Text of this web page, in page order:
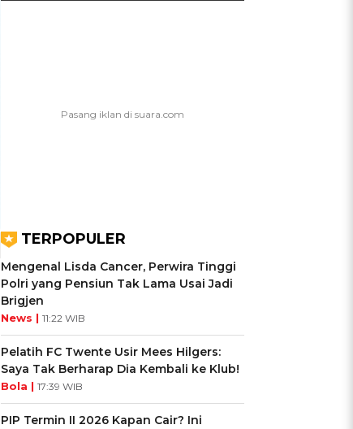
TERPOPULER
Mengenal Lisda Cancer, Perwira Tinggi
Polri yang Pensiun Tak Lama Usai Jadi
Brigjen
News | 11:22 WIB
Pelatih FC Twente Usir Mees Hilgers:
Saya Tak Berharap Dia Kembali ke Klub!
Bola | 17:39 WIB
PIP Termin II 2026 Kapan Cair? Ini